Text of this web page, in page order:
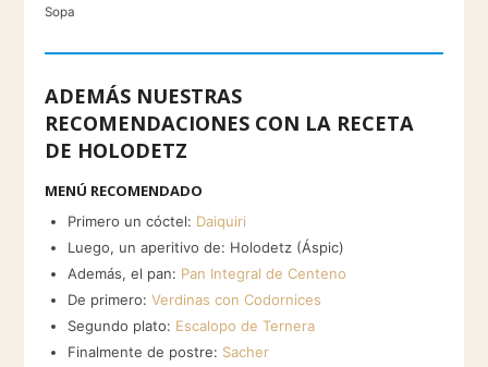
Sopa
ADEMÁS NUESTRAS
RECOMENDACIONES CON LA RECETA
DE HOLODETZ
MENÚ RECOMENDADO
Primero un cóctel: Daiquiri
Luego, un aperitivo de: Holodetz (Áspic)
Además, el pan: Pan Integral de Centeno
De primero: Verdinas con Codornices
Segundo plato: Escalopo de Ternera
Finalmente de postre: Sacher